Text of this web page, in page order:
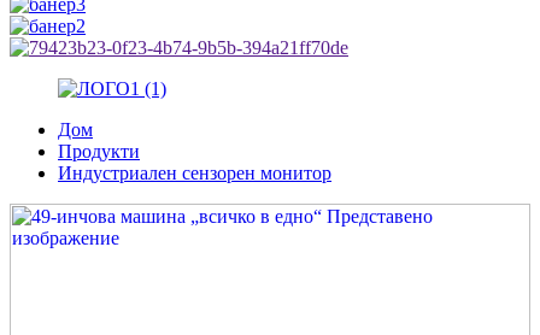
Дом
Продукти
Индустриален сензорен монитор